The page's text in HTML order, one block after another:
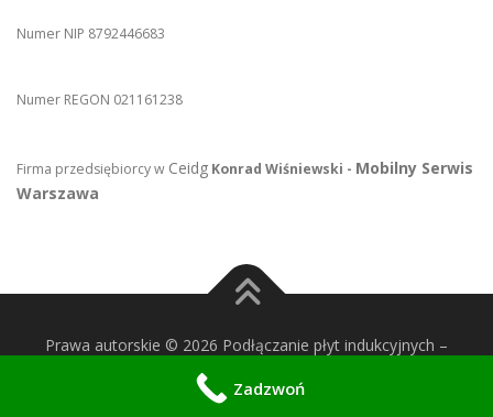
Numer NIP 8792446683
Numer REGON 021161238
Firma przedsiębiorcy w Ceidg Konrad Wiśniewski - Mobilny Serwis
Warszawa
Prawa autorskie © 2026 Podłączanie płyt indukcyjnych –
motyw wg FameThemes
Zadzwoń